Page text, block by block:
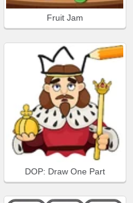
Fruit Jam
DOP: Draw One Part